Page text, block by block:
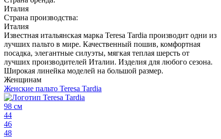
Италия
Страна производства:
Италия
Известная итальянская марка Teresa Tardia производит одни из
лучших пальто в мире. Качественный пошив, комфортная
посадка, элегантные силуэты, мягкая теплая шерсть от
лучших производителей Италии. Изделия для любого сезона.
Широкая линейка моделей на большой размер.
Женщинам
Женские пальто Teresa Tardia
98 см
44
46
48